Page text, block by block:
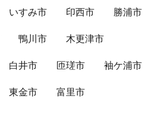
いすみ市 印西市 勝浦市
鴨川市 木更津市
白井市 匝瑳市 袖ケ浦市
東金市 富里市